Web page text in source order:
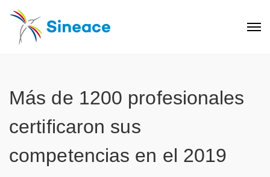
Más de 1200 profesionales
certificaron sus
competencias en el 2019